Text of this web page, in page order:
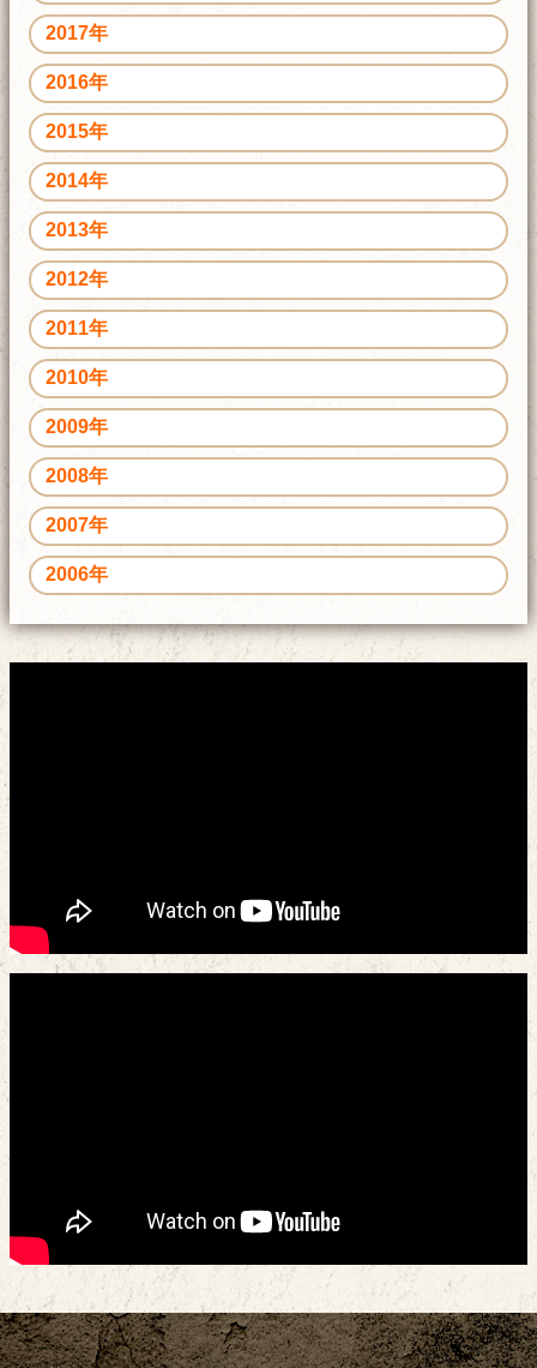
2017年
2016年
2015年
2014年
2013年
2012年
2011年
2010年
2009年
2008年
2007年
2006年